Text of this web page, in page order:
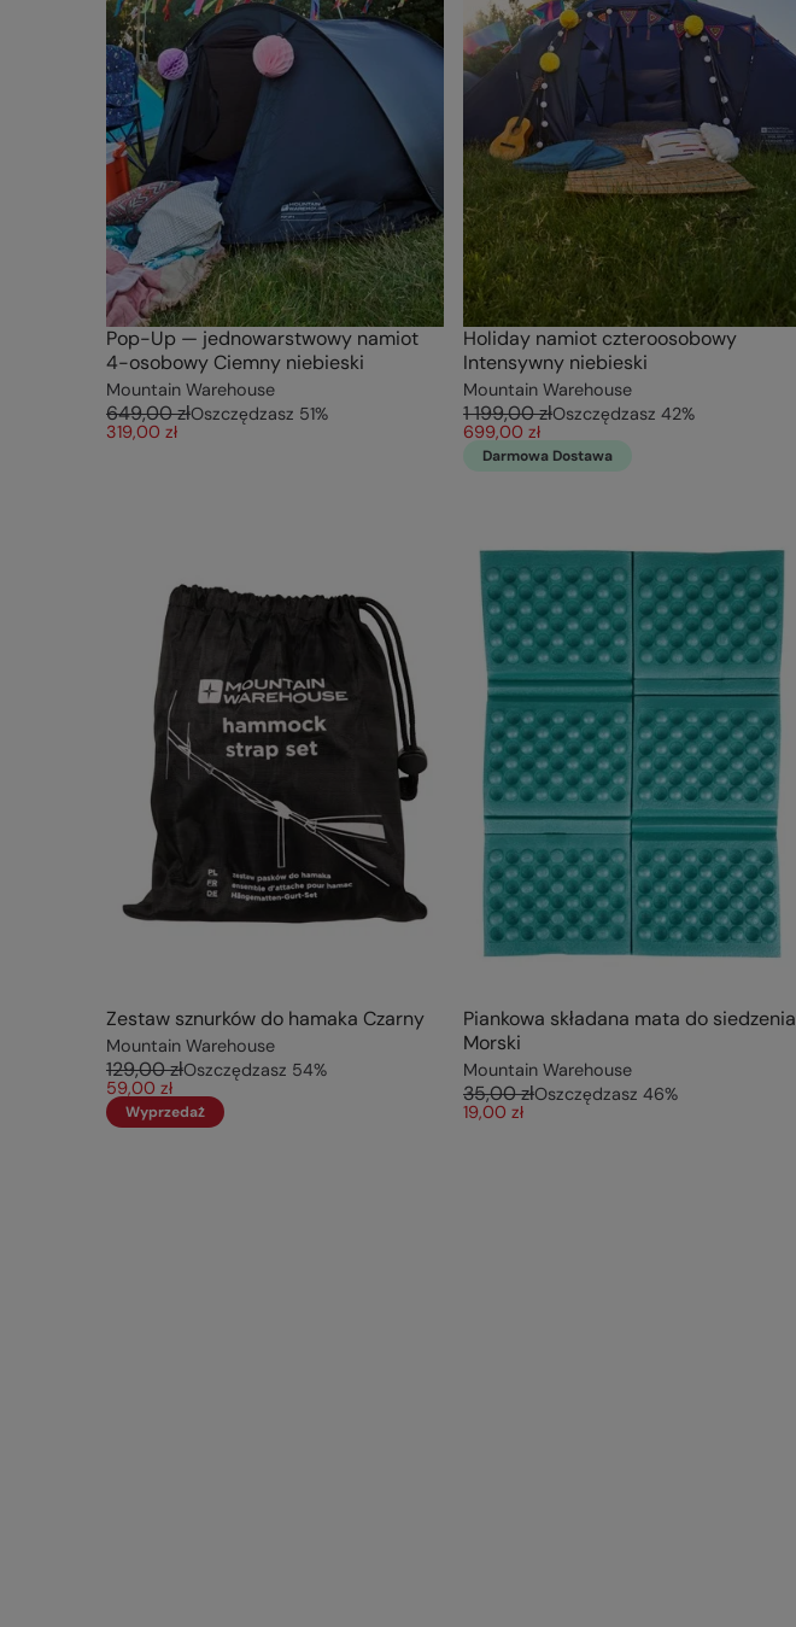
Pop-Up — jednowarstwowy namiot
4-osobowy Ciemny niebieski
Mountain Warehouse
649,00 złOszczędzasz 51%
319,00 zł
Holiday namiot czteroosobowy
Intensywny niebieski
Mountain Warehouse
1 199,00 złOszczędzasz 42%
699,00 zł
Darmowa Dostawa
Zestaw sznurków do hamaka Czarny
Mountain Warehouse
129,00 złOszczędzasz 54%
59,00 zł
Wyprzedaż
Piankowa składana mata do siedzenia
Morski
Mountain Warehouse
35,00 złOszczędzasz 46%
19,00 zł